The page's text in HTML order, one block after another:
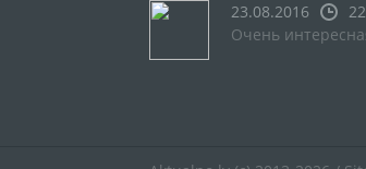
23.08.2016
Очень